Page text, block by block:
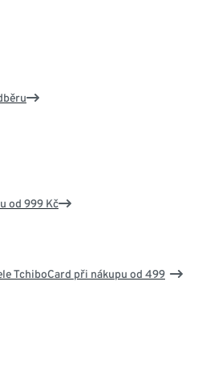
od 999 Kč
TchiboCard při nákupu od 499